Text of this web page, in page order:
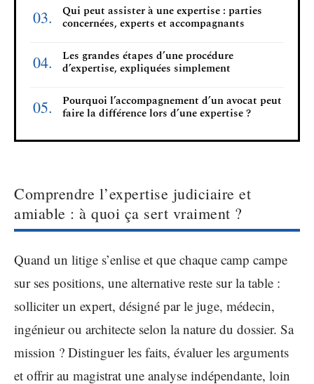
Qui peut assister à une expertise : parties
concernées, experts et accompagnants
Les grandes étapes d’une procédure
d’expertise, expliquées simplement
Pourquoi l’accompagnement d’un avocat peut
faire la différence lors d’une expertise ?
Comprendre l’expertise judiciaire et
amiable : à quoi ça sert vraiment ?
Quand un litige s’enlise et que chaque camp campe
sur ses positions, une alternative reste sur la table :
solliciter un expert, désigné par le juge, médecin,
ingénieur ou architecte selon la nature du dossier. Sa
mission ? Distinguer les faits, évaluer les arguments
et offrir au magistrat une analyse indépendante, loin